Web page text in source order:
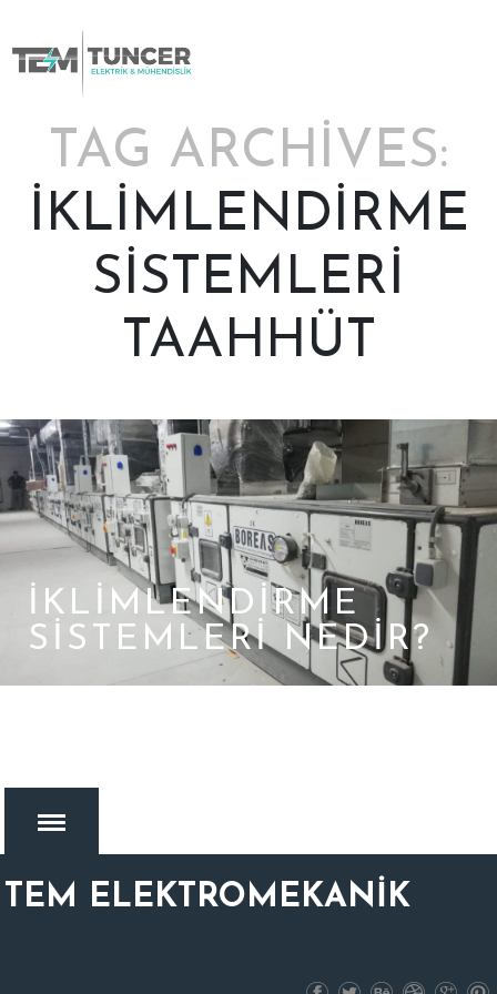
to
TAG ARCHIVES:
İKLİMLENDİRME
SİSTEMLERİ
TAAHHÜT
İKLİMLENDİRME
SİSTEMLERİ NEDİR?
TEM ELEKTROMEKANİK
MENU